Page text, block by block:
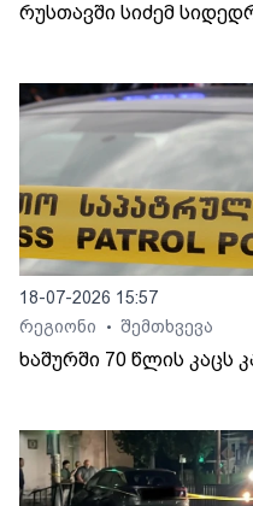
რუსთავში სიძემ
18-07-2026 15:57
რეგიონი
• შემთხვევა
ხაშურში 70 წლის კაცს